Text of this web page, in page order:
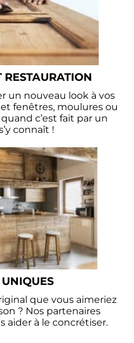
un nouveau look à vos
fenêtres, moulures ou
c’est fait par un
connaît !
que vous aimeriez
? Nos partenaires
aider à le concrétiser.